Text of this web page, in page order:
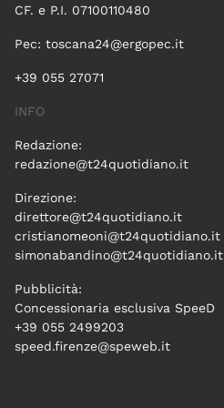
CF. e P.I. 07100110480
Pec: toscana24@ergopec.it
+39 055 27071
INFO
Redazione:
redazione@t24quotidiano.it
Direzione:
direttore@t24quotidiano.it
cristianomeoni@t24quotidiano.it
simonabandino@t24quotidiano.it
Pubblicità:
Concessionaria esclusiva SpeeD
+39 055 2499203
speed.firenze@speweb.it